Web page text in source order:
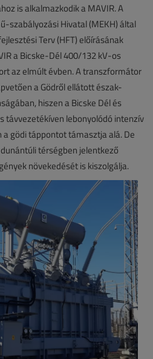
is alkalmazkodik a MAVIR. A
szabályozási Hivatal (MEKH) által
Terv (HFT) előírásának
a Bicske-Dél 400/132 kV-os
az elmúlt évben. A transzformátor
a Gödről ellátott észak-
hiszen a Bicske Dél és
távvezetékíven lebonyolódó intenzív
gödi táppontot támasztja alá. De
térségben jelentkező
növekedését is kiszolgálja.